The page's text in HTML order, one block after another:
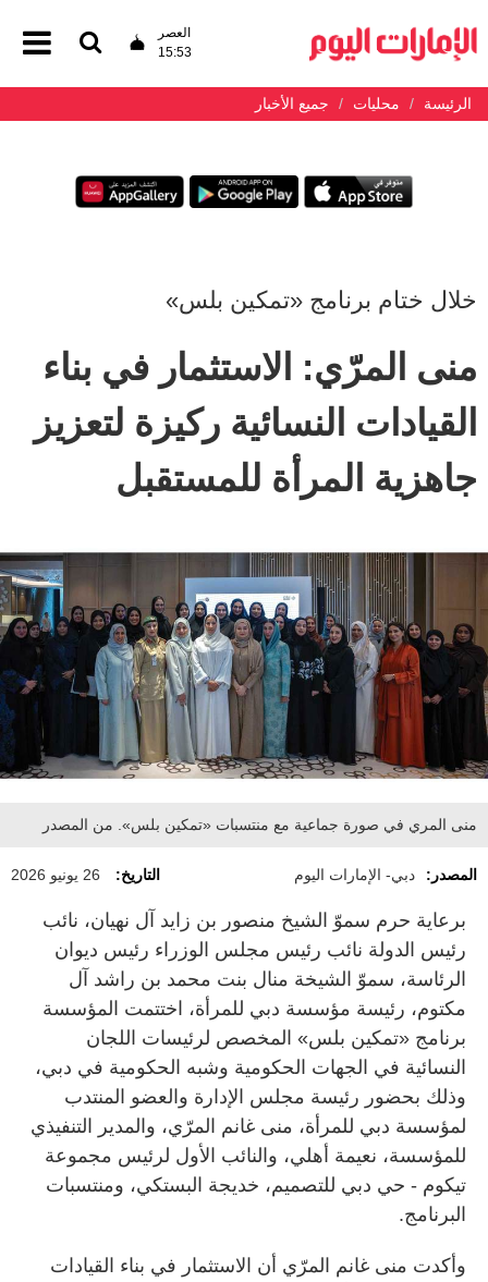
العصر
15:53
الرئيسة محليات جميع الأخبار
خلال ختام برنامج «تمكين بلس»
منى المرّي: الاستثمار في بناء
القيادات النسائية ركيزة لتعزيز
جاهزية المرأة للمستقبل
منى المري في صورة جماعية مع منتسبات «تمكين بلس». من المصدر
المصدر: دبي- الإمارات اليوم التاريخ: 26 يونيو 2026
برعاية حرم سموّ الشيخ منصور بن زايد آل نهيان، نائب
رئيس الدولة نائب رئيس مجلس الوزراء رئيس ديوان
الرئاسة، سموّ الشيخة منال بنت محمد بن راشد آل
مكتوم، رئيسة مؤسسة دبي للمرأة، اختتمت المؤسسة
برنامج «تمكين بلس» المخصص لرئيسات اللجان
النسائية في الجهات الحكومية وشبه الحكومية في دبي،
وذلك بحضور رئيسة مجلس الإدارة والعضو المنتدب
لمؤسسة دبي للمرأة، منى غانم المرّي، والمدير التنفيذي
للمؤسسة، نعيمة أهلي، والنائب الأول لرئيس مجموعة
تيكوم - حي دبي للتصميم، خديجة البستكي، ومنتسبات
البرنامج.
وأكدت منى غانم المرّي أن الاستثمار في بناء القيادات